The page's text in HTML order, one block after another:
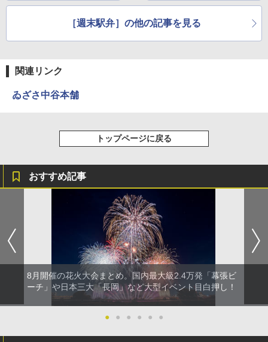
A26 地球の歩き方 チェコ ポーランド スロヴ
￥1,540
テント ワンタッチ RENEW 幅200 2-3人用 43
500002(88859)
￥9,990
イド ブラックコーティング フルクローズ メ
ッシュ 4人用 簡単設置 ポップアップテント P
ATCW-150B エクルベージュ
￥2,980
ニューエラ New Era キャップ メッシュキャ
￥4,400
0ml（連続噴射30秒）110ml（連続噴射15
秒）射程5～10m 安全ロック搭載 携帯収納袋
付き ヒグマ・イノシシ対策 自治体・教育機
関の購入実績 登山・キャンプ・アウトドア・
防災用品 長期保存可能 緊急時用 日本国内発
送
￥3,680
［週末駅弁］の他の記事を見る
関連リンク
ゐざさ中谷本舗
トップページに戻る
おすすめ記事
8月開催の花火大会まとめ。国内最大級2.4万発「幕張ビ
ーチ」や日本三大「長岡」など大型イベント目白押し！
● ● ● ● ● ●